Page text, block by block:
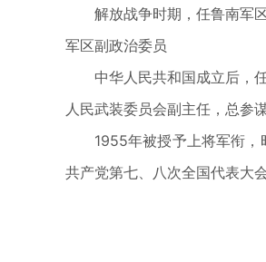
解放战争时期，任鲁南军
军区副政治委员
中华人民共和国成立后，
人民武装委员会副主任，总参
1955年被授予上将军衔
共产党第七、八次全国代表大